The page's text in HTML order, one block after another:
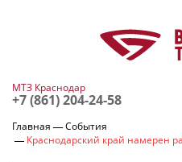
МТЗ Краснодар
+7 (861) 204-24-58
Главная
События
Краснодарский край намерен